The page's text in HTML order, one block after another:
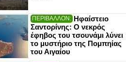
ΠΕΡΙΒΑΛΛΟΝ: Ηφαίστειο
Σαντορίνης: Ο νεκρός
έφηβος του τσουνάμι λύνει
το μυστήριο της Πομπηίας
του Αιγαίου